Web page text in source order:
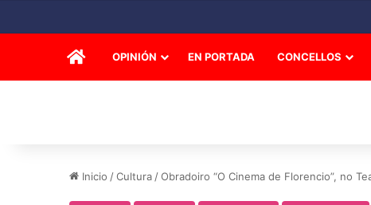
INICIOOPINIÓN EN PORTADA CONCELLOS
Inicio /Cultura /Obradoiro “O Cinema de Florencio”, no